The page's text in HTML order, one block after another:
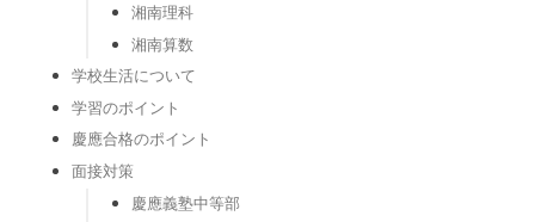
湘南理科
湘南算数
学校生活について
学習のポイント
慶應合格のポイント
面接対策
慶應義塾中等部